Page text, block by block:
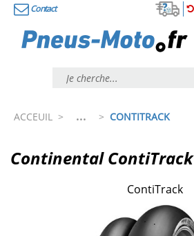
Contact
ACCEUIL > ... > CONTITRACK
Continental ContiTrack
ContiTrack